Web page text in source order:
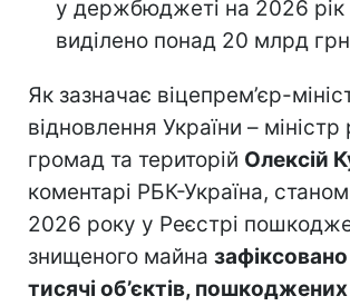
у держбюджеті на 2026 рік
виділено понад 20 млрд
Як зазначає віцепрем’єр-
відновлення України – міністр
громад та територій Олексій
коментарі РБК-Україна,
2026 року у Реєстрі
знищеного майна
тисячі об’єктів,